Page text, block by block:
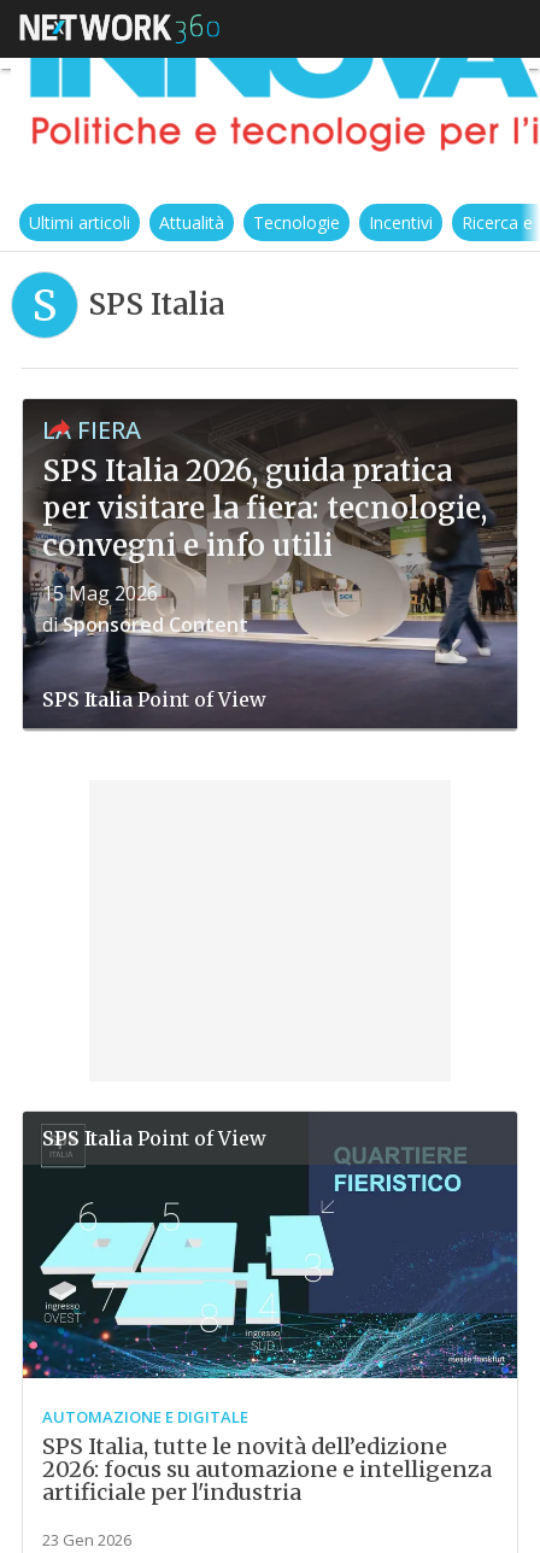
Ultimi articoli Attualità Tecnologie Incentivi Ricerca
S SPS Italia
LA FIERA
SPS Italia 2026, guida pratica
per visitare la fiera: tecnologie,
convegni e info utili
15 Mag 2026
diSponsored Content
SPS ItaliaPoint of View
SPS Italia Point of View
AUTOMAZIONE E DIGITALE
SPS Italia, tutte le novità dell’edizione
2026: focus su automazione e intelligenza
artificiale per l'industria
23 Gen 2026